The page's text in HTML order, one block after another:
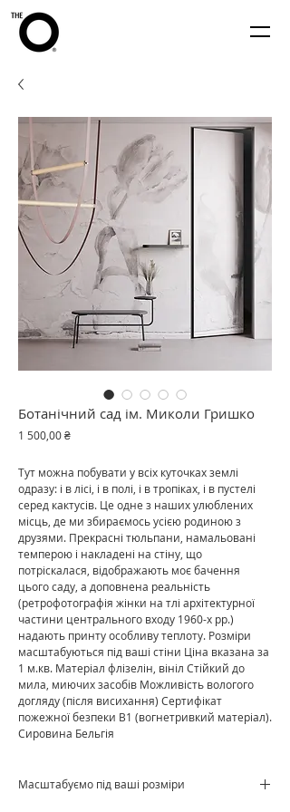
Ботанічний сад ім. Миколи Гришко
1 500,00 ₴Ціна
Тут можна побувати у всіх куточках землі
одразу: і в лісі, і в полі, і в тропіках, і в пустелі
серед кактусів. Це одне з наших улюблених
місць, де ми збираємось усією родиною з
друзями. Прекрасні тюльпани, намальовані
темперою і накладені на стіну, що
потріскалася, відображають моє бачення
цього саду, а доповнена реальність
(ретрофотографія жінки на тлі архітектурної
частини центрального входу 1960-х рр.)
надають принту особливу теплоту. Розміри
масштабуються під ваші стіни Ціна вказана за
1 м.кв. Матеріал флізелін, вініл Стійкий до
мила, миючих засобів Можливість вологого
догляду (після висихання) Сертифікат
пожежної безпеки В1 (вогнетривкий матеріал).
Сировина Бельгія
Масштабуємо під ваші розміри